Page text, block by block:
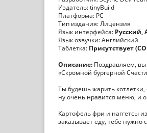
Издатель: tinyBuild
Платформа: PC
Тип издания: Лицензия
Язык интерфейса: Русский,
Язык озвучки: Английский
Таблетка: Присутствует
Описание: Поздравляем,
«Скромной бургерной
Ты будешь жарить
ну очень нравится меню, и
Картофель фри и наггетсы
заказывает еду, тебе нужно